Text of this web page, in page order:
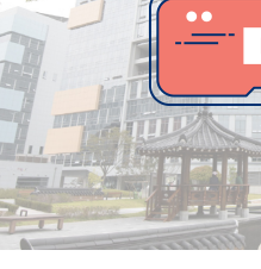
사진 아카이브 문서 기록물
50 주년 기념
성과 50선 숫자로 보는 50년
세계와 함께 한 KIHASA
VR 역사관